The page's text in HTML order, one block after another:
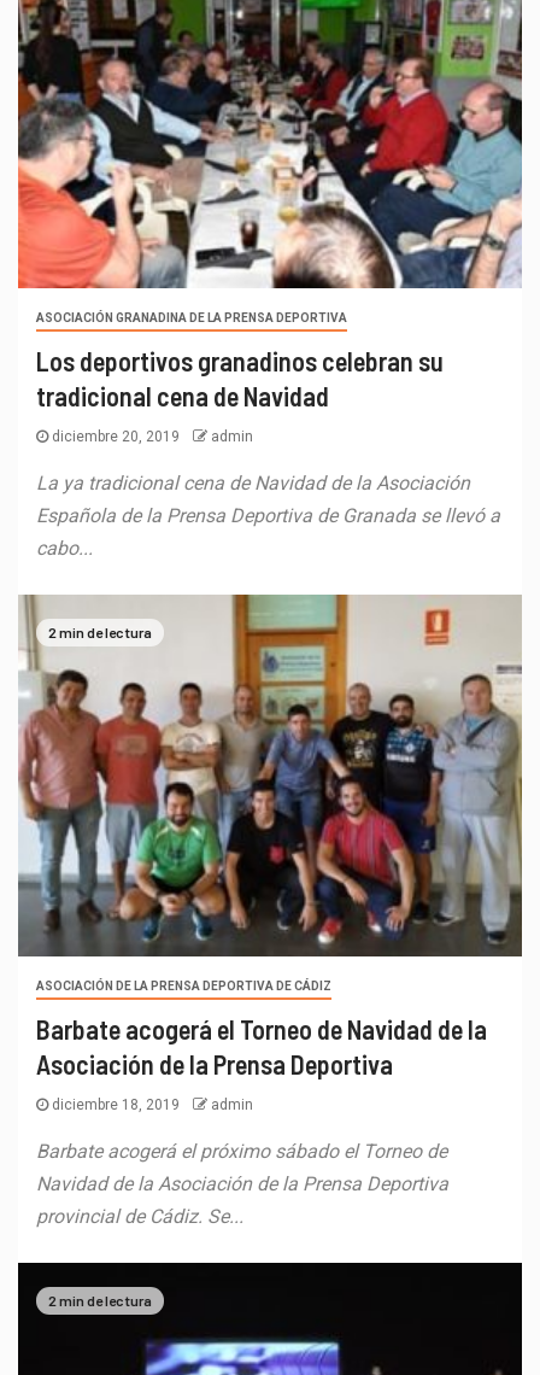
ASOCIACIÓN GRANADINA DE LA PRENSA DEPORTIVA
Los deportivos granadinos celebran su
tradicional cena de Navidad
diciembre 20, 2019 admin
La ya tradicional cena de Navidad de la Asociación
Española de la Prensa Deportiva de Granada se llevó a
cabo...
2 min de lectura
ASOCIACIÓN DE LA PRENSA DEPORTIVA DE CÁDIZ
Barbate acogerá el Torneo de Navidad de la
Asociación de la Prensa Deportiva
diciembre 18, 2019 admin
Barbate acogerá el próximo sábado el Torneo de
Navidad de la Asociación de la Prensa Deportiva
provincial de Cádiz. Se...
2 min de lectura